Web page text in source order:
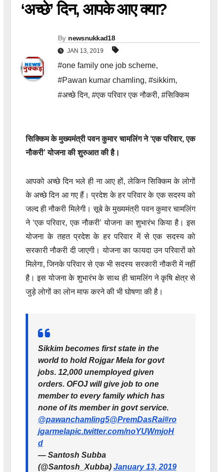
‘अच्छे’ दिन, आपके आए क्या?
By newsnukkad18
JAN 13, 2019
#one family one job scheme,
#Pawan kumar chamling, #sikkim,
#अच्छे दिन, #एक परिवार एक नौकरी, #सिक्किम
सिक्किम के मुख्यमंत्री पवन कुमार चामलिंग ने ‘एक परिवार, एक
नौकरी’ योजना की शुरुआत की है।
आपको अच्छे दिन भले ही ना आए हों, लेकिन सिक्किम के लोगों
के अच्छे दिन आ गए हैं। प्रदेश के हर परिवार के एक सदस्य को
जल्द ही नौकरी मिलेगी। सूबे के मुख्यमंत्री पवन कुमार चामलिंग
ने ‘एक परिवार, एक नौकरी’ योजना का शुभारंभ किया है। इस
योजना के तहत प्रदेश के हर परिवार में से एक सदस्य को
सरकारी नौकरी दी जाएगी। योजना का फायदा उन परिवारों को
मिलेगा, जिनके परिवार से एक भी सदस्य सरकारी नौकरी में नहीं
है। इस योजना के शुभारंभ के साथ ही चामलिंग ने कृषि क्षेत्र से
जुड़े लोगों का लोन माफ करने की भी घोषणा की है।
Sikkim becomes first state in the
world to hold Rojgar Mela for govt
jobs. 12,000 unemployed given
orders. OFOJ will give job to one
member to every family which has
none of its member in govt service.
@pawanchamling5@PremDasRai#ro
jgarmelapic.twitter.com/noYUWmjoH
d
— Santosh Subba
(@Santosh_Xubba) January 13, 2019